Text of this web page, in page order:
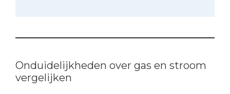
Onduidelijkheden over gas en stroom
vergelijken